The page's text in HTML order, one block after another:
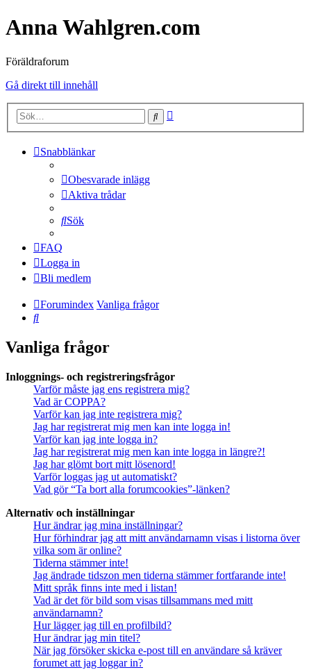
Anna Wahlgren.com
Föräldraforum
Gå direkt till innehåll
Sök
Snabblänkar
Obesvarade inlägg
Aktiva trådar
Sök
FAQ
Logga in
Bli medlem
Forumindex Vanliga frågor
Sök
Vanliga frågor
Inloggnings- och registreringsfrågor
Varför måste jag ens registrera mig?
Vad är COPPA?
Varför kan jag inte registrera mig?
Jag har registrerat mig men kan inte logga in!
Varför kan jag inte logga in?
Jag har registrerat mig men kan inte logga in längre?!
Jag har glömt bort mitt lösenord!
Varför loggas jag ut automatiskt?
Vad gör “Ta bort alla forumcookies”-länken?
Alternativ och inställningar
Hur ändrar jag mina inställningar?
Hur förhindrar jag att mitt användarnamn visas i listorna över
vilka som är online?
Tiderna stämmer inte!
Jag ändrade tidszon men tiderna stämmer fortfarande inte!
Mitt språk finns inte med i listan!
Vad är det för bild som visas tillsammans med mitt
användarnamn?
Hur lägger jag till en profilbild?
Hur ändrar jag min titel?
När jag försöker skicka e-post till en användare så kräver
forumet att jag loggar in?